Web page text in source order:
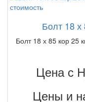
Болт 18 х
Болт 18 х 85 кор 25
Цена с
Цены и